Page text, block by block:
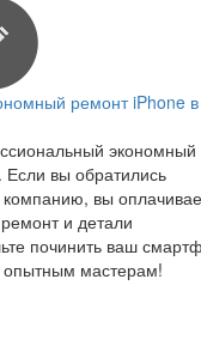
ремонт iPhone
экономный
вы обратились
вы
и детали
починить ваш
мастерам!